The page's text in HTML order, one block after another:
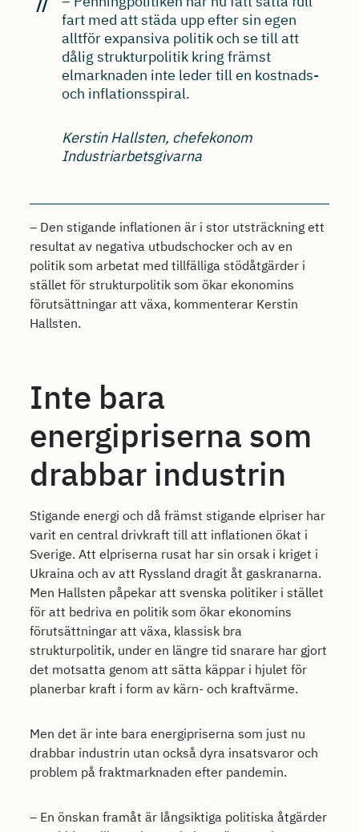
fart med att städa upp efter sin egen
alltför expansiva politik och se till att
dålig strukturpolitik kring främst
elmarknaden inte leder till en kostnads-
och inflationsspiral.
Kerstin Hallsten, chefekonom
Industriarbetsgivarna
– Den stigande inflationen är i stor utsträckning ett
resultat av negativa utbudschocker och av en
politik som arbetat med tillfälliga stödåtgärder i
stället för strukturpolitik som ökar ekonomins
förutsättningar att växa, kommenterar Kerstin
Hallsten.
Inte bara
energipriserna som
drabbar industrin
Stigande energi och då främst stigande elpriser har
varit en central drivkraft till att inflationen ökat i
Sverige. Att elpriserna rusat har sin orsak i kriget i
Ukraina och av att Ryssland dragit åt gaskranarna.
Men Hallsten påpekar att svenska politiker i stället
för att bedriva en politik som ökar ekonomins
förutsättningar att växa, klassisk bra
strukturpolitik, under en längre tid snarare har gjort
det motsatta genom att sätta käppar i hjulet för
planerbar kraft i form av kärn- och kraftvärme.
Men det är inte bara energipriserna som just nu
drabbar industrin utan också dyra insatsvaror och
problem på fraktmarknaden efter pandemin.
– En önskan framåt är långsiktiga politiska åtgärder